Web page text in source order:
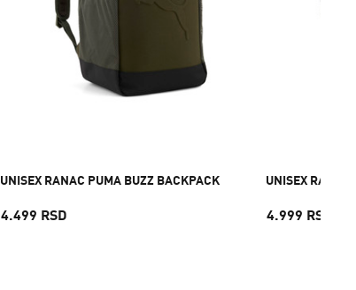
UNISEX RANAC PUMA BUZZ BACKPACK
4.499 RSD
UNISEX RANAC
4.999 RSD